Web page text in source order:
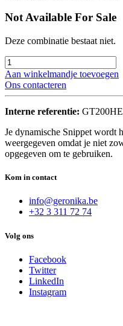
Not Available For Sale
Deze combinatie bestaat niet.
Aan winkelmandje toevoegen
Ons contacteren
Interne referentie:
Je dynamische Snippet wordt
weergegeven omdat je niet
opgegeven om te gebruiken.
Kom in contact
info@geronika.be
+32 3 311 72 74
Volg ons
Facebook
Twitter
LinkedIn
Instagram